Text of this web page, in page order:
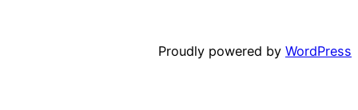
Proudly powered by WordPress